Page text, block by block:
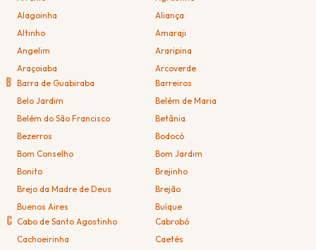
Alagoinha
Aliança
Altinho
Amaraji
Angelim
Araripina
Araçoiaba
Arcoverde
B Barra de Guabiraba
Barreiros
Belo Jardim
Belém de Maria
Belém do São Francisco
Betânia
Bezerros
Bodocó
Bom Conselho
Bom Jardim
Bonito
Brejinho
Brejo da Madre de Deus
Brejão
Buenos Aires
Buíque
C Cabo de Santo Agostinho
Cabrobó
Cachoeirinha
Caetés